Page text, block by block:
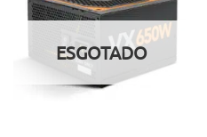
Adicionar
aos meus
desejos
ESGOTADO